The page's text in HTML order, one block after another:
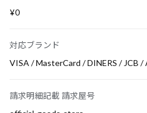
¥0
対応ブランド
VISA / MasterCard / DINERS / JCB /
請求明細記載 請求屋号